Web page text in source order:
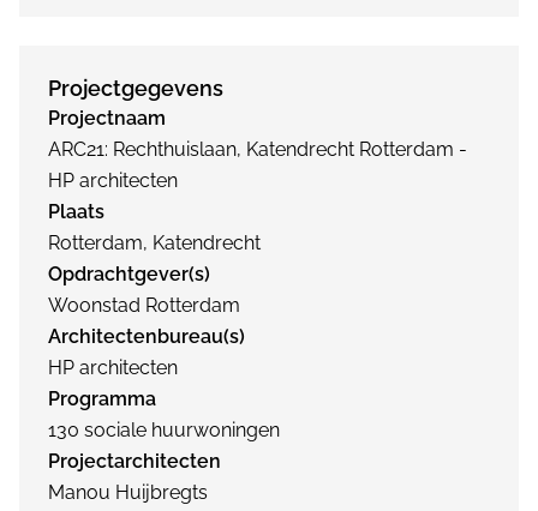
Projectgegevens
Projectnaam
ARC21: Rechthuislaan, Katendrecht Rotterdam -
HP architecten
Plaats
Rotterdam, Katendrecht
Opdrachtgever(s)
Woonstad Rotterdam
Architectenbureau(s)
HP architecten
Programma
130 sociale huurwoningen
Projectarchitecten
Manou Huijbregts